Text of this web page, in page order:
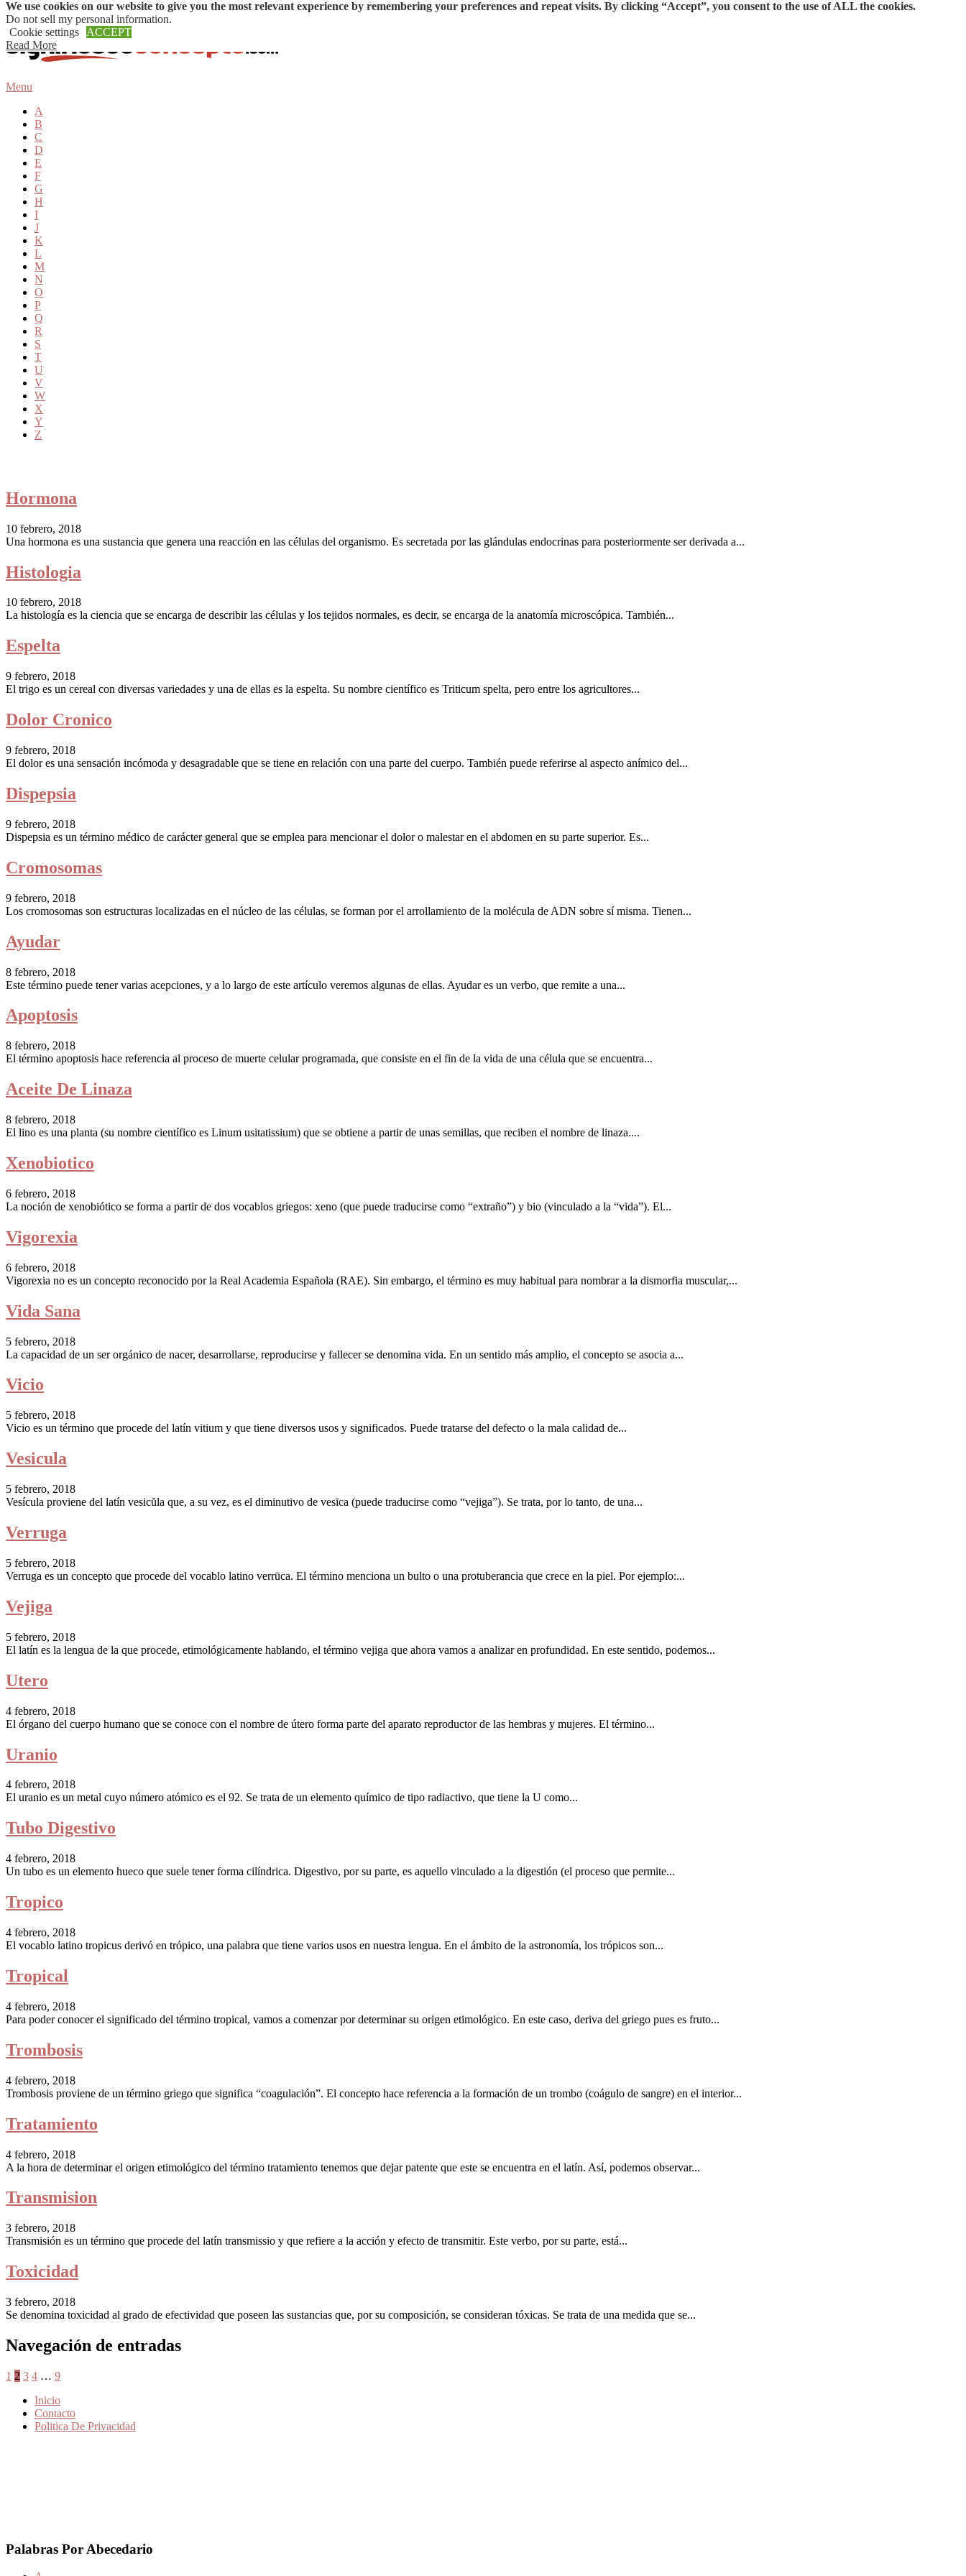
Skip to content
Menu
A
B
C
D
E
F
G
H
I
J
K
L
M
N
O
P
Q
R
S
T
U
V
W
X
Y
Z
Hormona
10 febrero, 2018
Una hormona es una sustancia que genera una reacción en las células del organismo. Es secretada por las glándulas endocrinas para posteriormente ser derivada a...
Histologia
10 febrero, 2018
La histología es la ciencia que se encarga de describir las células y los tejidos normales, es decir, se encarga de la anatomía microscópica. También...
Espelta
9 febrero, 2018
El trigo es un cereal con diversas variedades y una de ellas es la espelta. Su nombre científico es Triticum spelta, pero entre los agricultores...
Dolor Cronico
9 febrero, 2018
El dolor es una sensación incómoda y desagradable que se tiene en relación con una parte del cuerpo. También puede referirse al aspecto anímico del...
Dispepsia
9 febrero, 2018
Dispepsia es un término médico de carácter general que se emplea para mencionar el dolor o malestar en el abdomen en su parte superior. Es...
Cromosomas
9 febrero, 2018
Los cromosomas son estructuras localizadas en el núcleo de las células, se forman por el arrollamiento de la molécula de ADN sobre sí misma. Tienen...
Ayudar
8 febrero, 2018
Este término puede tener varias acepciones, y a lo largo de este artículo veremos algunas de ellas. Ayudar es un verbo, que remite a una...
Apoptosis
8 febrero, 2018
El término apoptosis hace referencia al proceso de muerte celular programada, que consiste en el fin de la vida de una célula que se encuentra...
Aceite De Linaza
8 febrero, 2018
El lino es una planta (su nombre científico es Linum usitatissium) que se obtiene a partir de unas semillas, que reciben el nombre de linaza....
Xenobiotico
6 febrero, 2018
La noción de xenobiótico se forma a partir de dos vocablos griegos: xeno (que puede traducirse como “extraño”) y bio (vinculado a la “vida”). El...
Vigorexia
6 febrero, 2018
Vigorexia no es un concepto reconocido por la Real Academia Española (RAE). Sin embargo, el término es muy habitual para nombrar a la dismorfia muscular,...
Vida Sana
5 febrero, 2018
La capacidad de un ser orgánico de nacer, desarrollarse, reproducirse y fallecer se denomina vida. En un sentido más amplio, el concepto se asocia a...
Vicio
5 febrero, 2018
Vicio es un término que procede del latín vitium y que tiene diversos usos y significados. Puede tratarse del defecto o la mala calidad de...
Vesicula
5 febrero, 2018
Vesícula proviene del latín vesicŭla que, a su vez, es el diminutivo de vesīca (puede traducirse como “vejiga”). Se trata, por lo tanto, de una...
Verruga
5 febrero, 2018
Verruga es un concepto que procede del vocablo latino verrūca. El término menciona un bulto o una protuberancia que crece en la piel. Por ejemplo:...
Vejiga
5 febrero, 2018
El latín es la lengua de la que procede, etimológicamente hablando, el término vejiga que ahora vamos a analizar en profundidad. En este sentido, podemos...
Utero
4 febrero, 2018
El órgano del cuerpo humano que se conoce con el nombre de útero forma parte del aparato reproductor de las hembras y mujeres. El término...
Uranio
4 febrero, 2018
El uranio es un metal cuyo número atómico es el 92. Se trata de un elemento químico de tipo radiactivo, que tiene la U como...
Tubo Digestivo
4 febrero, 2018
Un tubo es un elemento hueco que suele tener forma cilíndrica. Digestivo, por su parte, es aquello vinculado a la digestión (el proceso que permite...
Tropico
4 febrero, 2018
El vocablo latino tropicus derivó en trópico, una palabra que tiene varios usos en nuestra lengua. En el ámbito de la astronomía, los trópicos son...
Tropical
4 febrero, 2018
Para poder conocer el significado del término tropical, vamos a comenzar por determinar su origen etimológico. En este caso, deriva del griego pues es fruto...
Trombosis
4 febrero, 2018
Trombosis proviene de un término griego que significa “coagulación”. El concepto hace referencia a la formación de un trombo (coágulo de sangre) en el interior...
Tratamiento
4 febrero, 2018
A la hora de determinar el origen etimológico del término tratamiento tenemos que dejar patente que este se encuentra en el latín. Así, podemos observar...
Transmision
3 febrero, 2018
Transmisión es un término que procede del latín transmissio y que refiere a la acción y efecto de transmitir. Este verbo, por su parte, está...
Toxicidad
3 febrero, 2018
Se denomina toxicidad al grado de efectividad que poseen las sustancias que, por su composición, se consideran tóxicas. Se trata de una medida que se...
Navegación de entradas
1 2 3 4 … 9
Inicio
Contacto
Politica De Privacidad
Palabras Por Abecedario
We use cookies on our website to give you the most relevant experience by remembering your preferences and repeat visits. By clicking “Accept”, you consent to the use of ALL the cookies.
Do not sell my personal information.
Cookie settings
ACCEPT
Read More